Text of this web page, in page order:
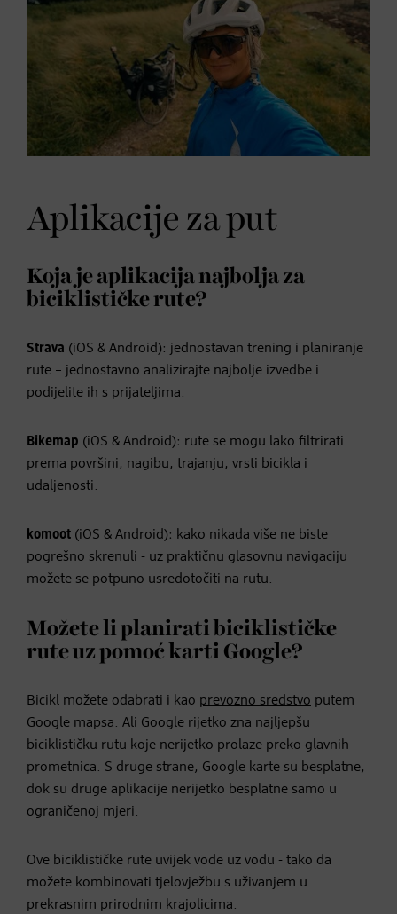
Aplikacije za put
Koja je aplikacija najbolja za
biciklističke rute?
Strava (iOS & Android): jednostavan trening i planiranje
rute – jednostavno analizirajte najbolje izvedbe i
podijelite ih s prijateljima.
Bikemap (iOS & Android): rute se mogu lako filtrirati
prema površini, nagibu, trajanju, vrsti bicikla i
udaljenosti.
komoot (iOS & Android): kako nikada više ne biste
pogrešno skrenuli - uz praktičnu glasovnu navigaciju
možete se potpuno usredotočiti na rutu.
Možete li planirati biciklističke
rute uz pomoć karti Google?
Bicikl možete odabrati i kao prevozno sredstvo putem
Google mapsa. Ali Google rijetko zna najljepšu
biciklističku rutu koje nerijetko prolaze preko glavnih
prometnica. S druge strane, Google karte su besplatne,
dok su druge aplikacije nerijetko besplatne samo u
ograničenoj mjeri.
Ove biciklističke rute uvijek vode uz vodu - tako da
možete kombinovati tjelovježbu s uživanjem u
prekrasnim prirodnim krajolicima.